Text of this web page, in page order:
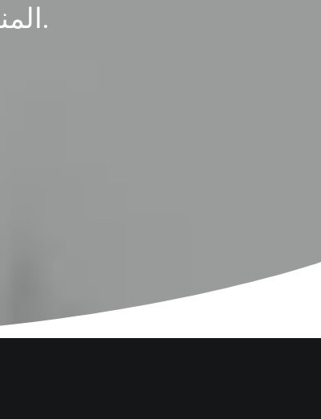
المناخ المثالي لقضاء عطلة عائلية في الشمس.